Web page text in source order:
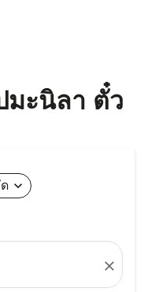
มะนิลา ตั๋ว
expand_more
close